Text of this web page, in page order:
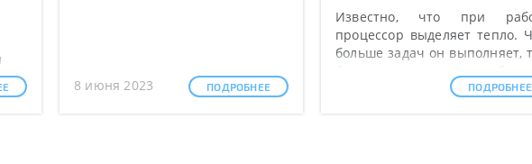
8 июня 2023 ПОДРОБНЕЕ
Известно, что при
процессор выделяет тепло.
больше задач он выполняет,
значит, сильнее
ПОДРОБНЕЕ